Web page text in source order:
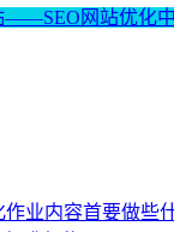
——SEO网站优化中
业内容首要做些什